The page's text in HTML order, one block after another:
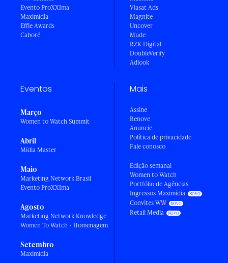
Evento ProXXIma
Maximídia
Effie Awards
Caboré
Viasat Ads
Magnite
Uncover
Mude
RZK Digital
DoubleVerify
Adlook
Eventos
Março
Women to Watch Summit
Abril
Mídia Master
Maio
Marketing Network Brasil
Evento ProXXIma
Agosto
Marketing Network Knowledge
Women To Watch - Homenagem
Setembro
Maximídia
Mais
Assine
Renove
Anuncie
Política de privacidade
Fale conosco
Edição semanal
Women to Watch
Portfólio de Agências
Ingressos Maximídia
Convites WW
Retail Media